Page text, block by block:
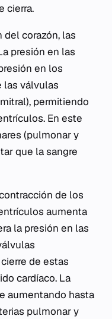
cierra.
del corazón, las
presión en las
en los
las válvulas
permitiendo
En este
(pulmonar y
que la sangre
de los
aumenta
la presión en las
de estas
cardíaco. La
aumentando hasta
pulmonar y